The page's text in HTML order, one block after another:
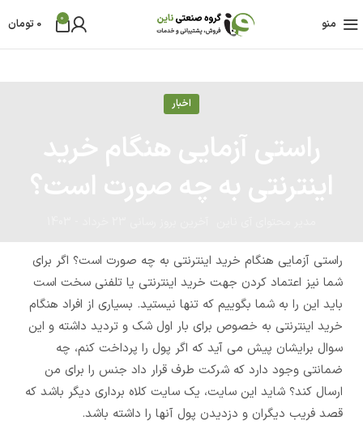
منو 0
0 تومان
اخبار
راستی آزمایی هنگام خرید اینترنتی به چه صورت است؟ اگر برای
شما نیز اعتماد کردن جهت خرید اینترنتی یا تلفنی سخت است
باید این را به شما بگوییم که تنها نیستید. بسیاری از افراد هنگام
خرید اینترنتی به خصوص برای بار اول شک و تردید داشته و این
سوال برایشان پیش می آید که اگر پول را پرداخت کنم، چه
ضمانتی وجود دارد که شرکت طرف قرار داد جنس را برای من
ارسال کند؟ شاید این سایت، یک سایت کلاه برداری دیگر باشد که
قصد فریب دیگران و دزدیدن پول آنها را داشته باشد.